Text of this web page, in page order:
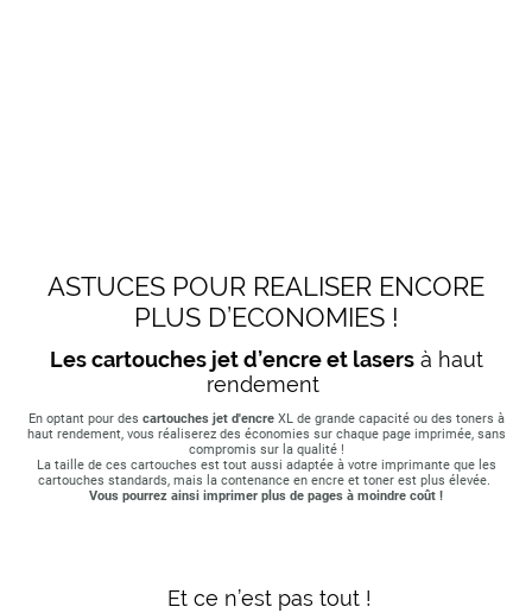
ASTUCES POUR REALISER ENCORE
PLUS D’ECONOMIES !
Les cartouches jet d’encre et lasersà haut
rendement
En optant pour des cartouches jet d'encreXL de grande capacité ou des toners à
haut rendement, vous réaliserez des économies sur chaque page imprimée, sans
compromis sur la qualité !
La taille de ces cartouches est tout aussi adaptée à votre imprimante que les
cartouches standards, mais la contenance en encre et toner est plus élevée.
Vous pourrez ainsi imprimer plus de pages à moindre coût !
Et ce n’est pas tout !